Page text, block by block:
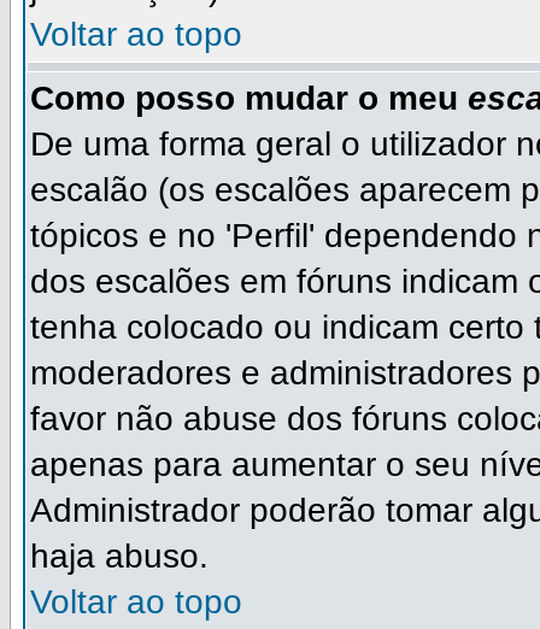
Voltar ao topo
Como posso mudar o meu
De uma forma geral o utilizador
escalão (os escalões aparecem
tópicos e no 'Perfil' dependendo
dos escalões em fóruns indicam
tenha colocado ou indicam
moderadores e administradores
favor não abuse dos fóruns
apenas para aumentar o seu
Administrador poderão tomar
haja abuso.
Voltar ao topo